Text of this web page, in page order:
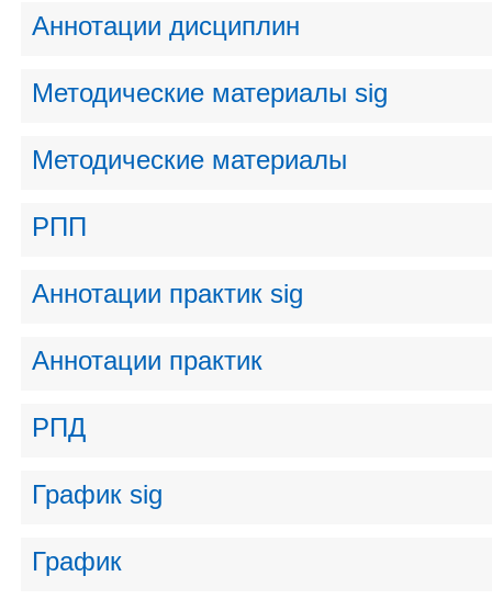
Аннотации дисциплин
Методические материалы sig
Методические материалы
РПП
Аннотации практик sig
Аннотации практик
РПД
График sig
График